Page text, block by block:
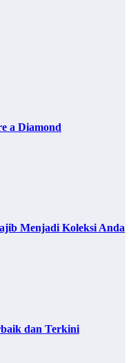
a Diamond
Menjadi Koleksi Anda
dan Terkini